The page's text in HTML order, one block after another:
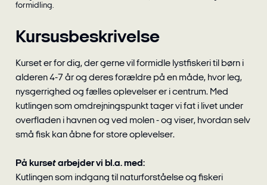
formidling.
Kursusbeskrivelse
Kurset er for dig, der gerne vil formidle lystfiskeri til børn i
alderen 4-7 år og deres forældre på en måde, hvor leg,
nysgerrighed og fælles oplevelser er i centrum. Med
kutlingen som omdrejningspunkt tager vi fat i livet under
overfladen i havnen og ved molen - og viser, hvordan selv
små fisk kan åbne for store oplevelser.
På kurset arbejder vi bl.a. med:
Kutlingen som indgang til naturforståelse og fiskeri